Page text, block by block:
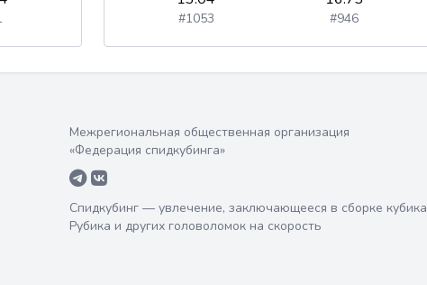
#1053 #946
Межрегиональная общественная организация
«Федерация спидкубинга»
Спидкубинг — увлечение, заключающееся в сборке кубика
Рубика и других головоломок на скорость